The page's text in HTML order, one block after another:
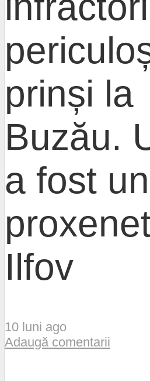
prinși la
Buzău.
a fost un
Ilfov
10 luni ago
Adaugă comentarii